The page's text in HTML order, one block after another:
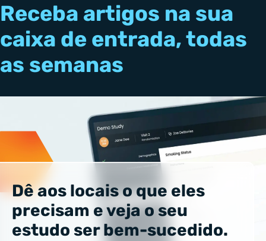
Receba artigos na sua
caixa de entrada, todas
as semanas
Dê aos locais o que eles
precisam e veja o seu
estudo ser bem-sucedido.